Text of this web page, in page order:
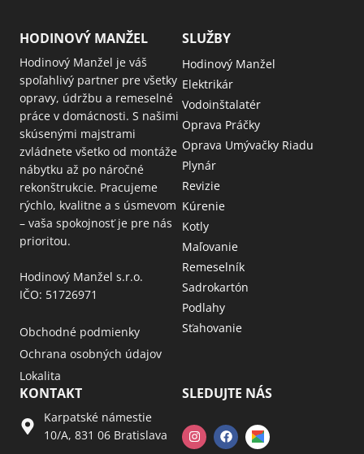
HODINOVÝ MANŽEL
Hodinový Manžel je váš
spoľahlivý partner pre všetky
opravy, údržbu a remeselné
práce v domácnosti. S našimi
skúsenými majstrami
zvládnete všetko od montáže
nábytku až po náročné
rekonštrukcie. Pracujeme
rýchlo, kvalitne a s úsmevom
– vaša spokojnosť je pre nás
prioritou.
Hodinový Manžel s.r.o.
IČO: 51726971
Obchodné podmienky
Ochrana osobných údajov
Lokalita
SLUŽBY
Hodinový Manžel
Elektrikár
Vodoinštalatér
Oprava Práčky
Oprava Umývačky Riadu
Plynár
Revizie
Kúrenie
Kotly
Maľovanie
Remeselník
Sadrokartón
Podlahy
Sťahovanie
KONTAKT
Karpatské námestie
10/A, 831 06 Bratislava
SLEDUJTE NÁS